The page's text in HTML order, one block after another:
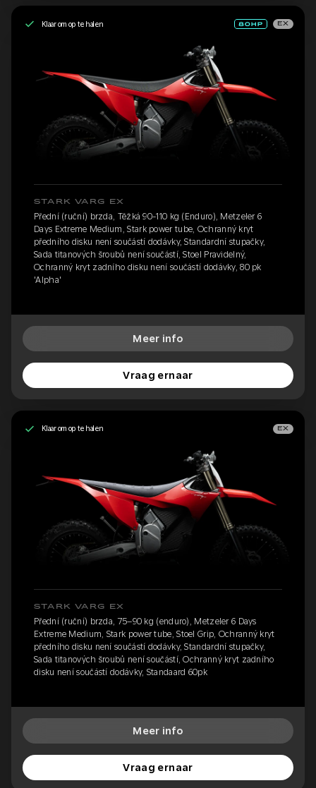
Klaar om op te halen EX
STARK VARG EX
Přední (ruční) brzda, Těžká 90-110 kg (Enduro), Metzeler 6
Days Extreme Medium, Stark power tube, Ochranný kryt
předního disku není součástí dodávky, Standardní stupačky,
Sada titanových šroubů není součástí, Stoel Pravidelný,
Ochranný kryt zadního disku není součástí dodávky, 80 pk
'Alpha'
Meer info
Vraag ernaar
Klaar om op te halen EX
STARK VARG EX
Přední (ruční) brzda, 75–90 kg (enduro), Metzeler 6 Days
Extreme Medium, Stark power tube, Stoel Grip, Ochranný kryt
předního disku není součástí dodávky, Standardní stupačky,
Sada titanových šroubů není součástí, Ochranný kryt zadního
disku není součástí dodávky, Standaard 60pk
Meer info
Vraag ernaar